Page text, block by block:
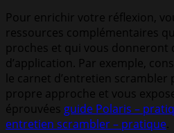
Pour enrichir votre réflexion,
ressources complémentaires
proches et qui vous donneront
d’application. Par exemple,
le carnet d’entretien
propre approche et vous
éprouvées guide Polaris –
entretien scrambler – pratique.